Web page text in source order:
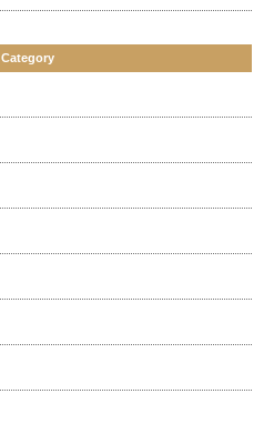
Category